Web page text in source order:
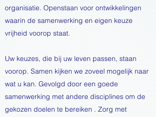
organisatie. Openstaan voor ontwikkelingen
waarin de samenwerking en eigen keuze
vrijheid voorop staat.
Uw keuzes, die bij uw leven passen, staan
voorop. Samen kijken we zoveel mogelijk naar
wat u kan. Gevolgd door een goede
samenwerking met andere disciplines om de
gekozen doelen te bereiken . Zorg met